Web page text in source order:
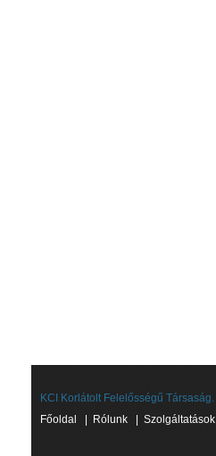
KCI Korlátolt Felelősségű Társaság.
Főoldal
Rólunk Szolgáltatások